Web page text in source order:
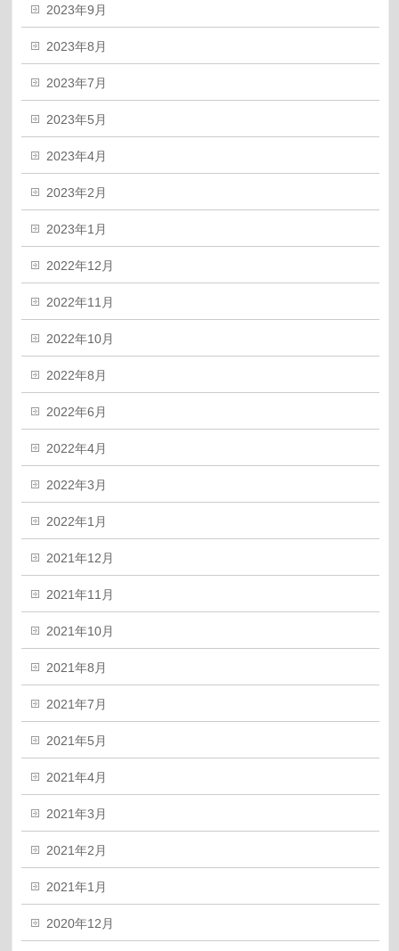
2023年9月
2023年8月
2023年7月
2023年5月
2023年4月
2023年2月
2023年1月
2022年12月
2022年11月
2022年10月
2022年8月
2022年6月
2022年4月
2022年3月
2022年1月
2021年12月
2021年11月
2021年10月
2021年8月
2021年7月
2021年5月
2021年4月
2021年3月
2021年2月
2021年1月
2020年12月